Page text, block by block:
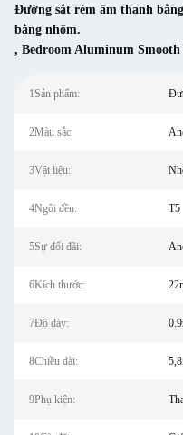
Đường sắt rèm âm thanh
bằng nhôm.
, Bedroom Aluminum
1Sản phẩm:
2Màu sắc:
3Vật liệu:
4Ngôi đền: T5
5Sự đối đãi:
6Kích thước:
7Độ dày:
8Chiều dài:
9Phụ kiện: